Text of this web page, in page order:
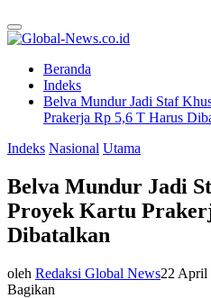
Primary
Menu
Beranda
Indeks
Belva Mundur Jadi Staf
Prakerja Rp 5,6 T Harus
Indeks Nasional Utama
Belva Mundur Jadi
Proyek Kartu
Dibatalkan
oleh Redaksi Global News22 April
Bagikan